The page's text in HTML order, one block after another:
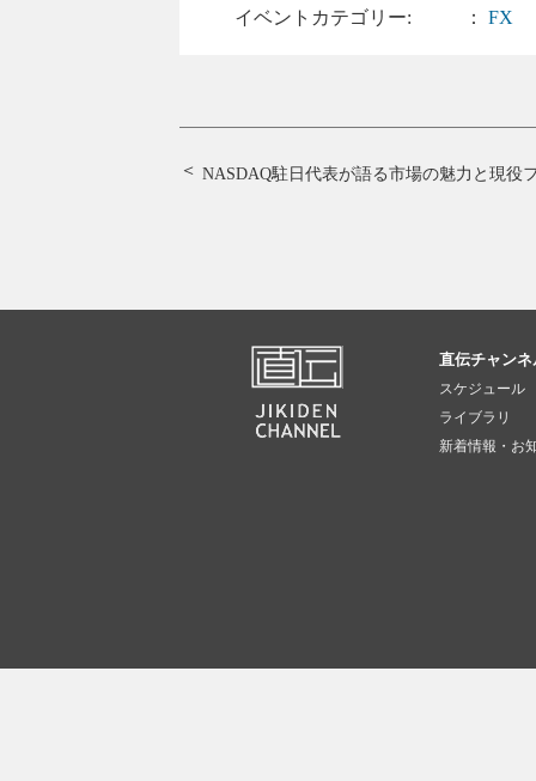
イベントカテゴリー: ：FX
NASDAQ駐日代表が語る市場の魅力と 現役フ
直伝チャン
スケジュール
ライブラリ
新着情報・お